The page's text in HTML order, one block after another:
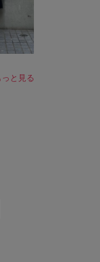
と見る